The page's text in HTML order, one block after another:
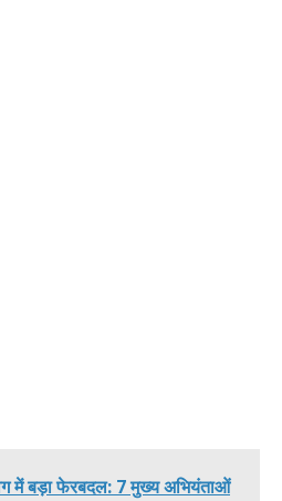
में बड़ा फेरबदल: 7 मुख्य अभियंताओं